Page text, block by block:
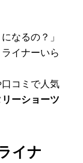
なるの？」
イナーいら
コミで人気
ーショーツ
イナ